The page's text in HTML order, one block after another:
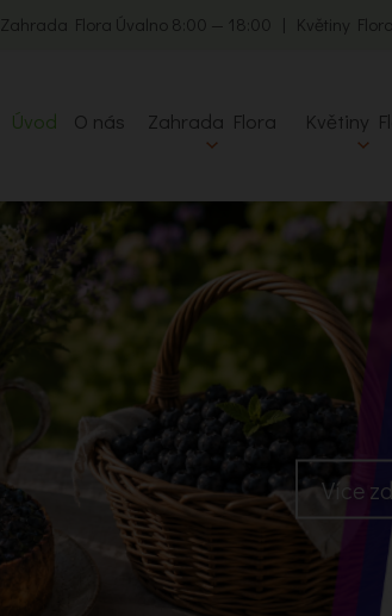
Zahrada Flora Úvalno 8:00 — 18:00 | Květiny
Úvod O nás Zahrada Flora Květiny
Více